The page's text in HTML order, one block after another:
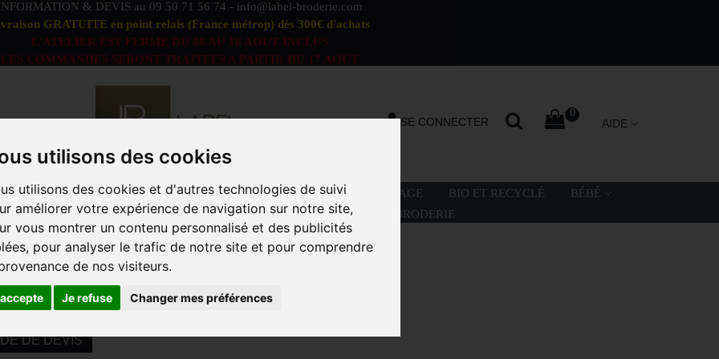
utilisons des cookies
utilisons des cookies et d'autres technologies de suivi
améliorer votre expérience de navigation sur notre site,
vous montrer un contenu personnalisé et des publicités
pour analyser le trafic de notre site et pour comprendre
de nos visiteurs.
Je refuse Changer mes préférences
& DEVIS au 09 50 71 56 74 - info@label-broderie.com
GRATUITE en point relais (France métrop) dès 300€ d'achats
L'ATELIER EST FERME DU 08 AU 16 AOUT INCLUS
LES COMMANDES SERONT TRAITEES A PARTIR DU 17 AOUT
AIDE
0
SE CONNECTER
DÉFAUTS OFFRE PEIGNOIRS DUO LINGE DE BAIN LA PLAGE BIO ET RECYCLÉ
BÉBÉ
MARQUES PROFESSIONNELS ANIMATION BRODERIE
produits, 72 000 références !
EN TEMPS RÉEL POUR DEMANDE DE DEVIS
DE DEVIS